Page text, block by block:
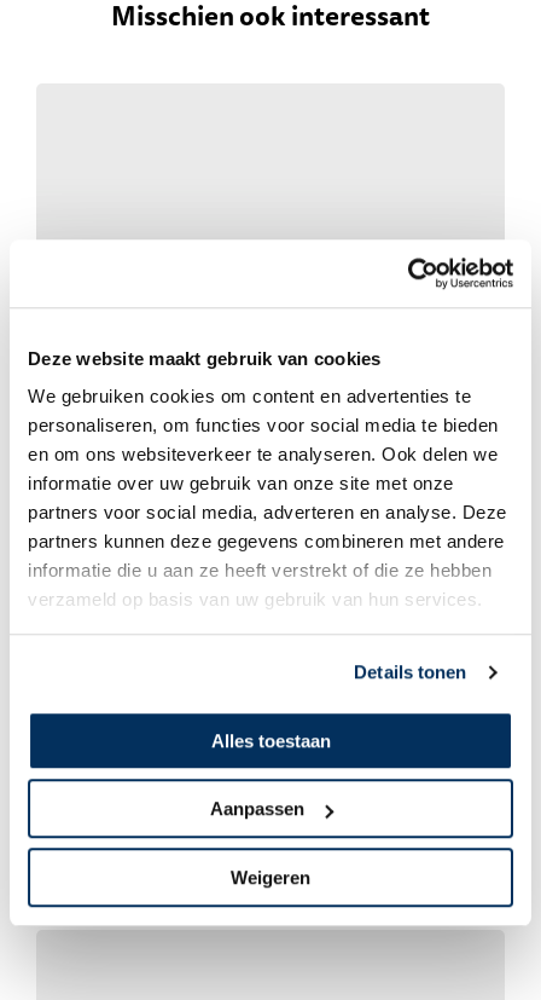
Deze website maakt gebruik van cookies
We gebruiken cookies om content en advertenties te
personaliseren, om functies voor social media te bieden
en om ons websiteverkeer te analyseren. Ook delen we
informatie over uw gebruik van onze site met onze
partners voor social media, adverteren en analyse. Deze
partners kunnen deze gegevens combineren met andere
informatie die u aan ze heeft verstrekt of die ze hebben
verzameld op basis van uw gebruik van hun services.
Details tonen
Alles toestaan
Aanpassen
Weigeren
Misschien ook interessant
Van wapens naar Bijbels
Daar praten we niet over